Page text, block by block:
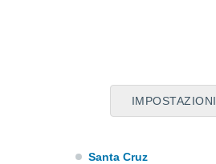
IMPOSTAZIONI
Queimados
Santa Cruz